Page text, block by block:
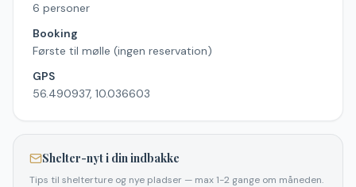
6 personer
Booking
Første til mølle (ingen reservation)
GPS
56.490937, 10.036603
Shelter-nyt i din indbakke
Tips til shelterture og nye pladser — max 1-2 gange om måneden.